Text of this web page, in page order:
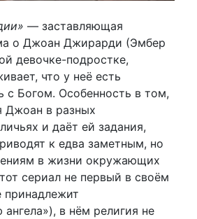
— заставляющая
о Джоан Джирарди (Эмбер
девочке-подростке,
что у неё есть
с Богом. Особенность в том,
Джоан в разных
и даёт ей задания,
к едва заметным, но
в жизни окружающих
сериал не первый в своём
принадлежит
в нём религия не